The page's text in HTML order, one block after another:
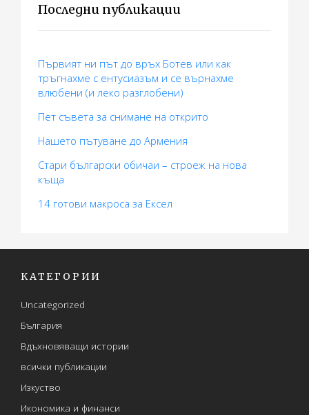
Последни публикации
Първият ни път до връх Ботев или как
тръгнахме с ентусиазъм и се върнахме
влюбени (и леко разглобени)
Пет съвета за снимане на открито
Нашето пътуване до Армения
Стари български обичаи – строеж на нова
къща
14 готови макросa за Ексел
КАТЕГОРИИ
Uncategorized
България
Вдъхновяващи истории
всички публикации
Изкуство
Икономика и финанси